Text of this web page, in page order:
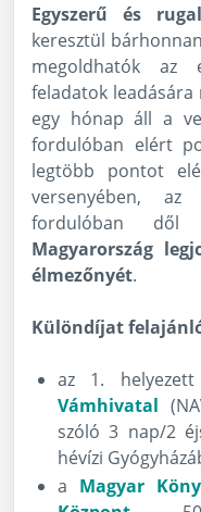
Egyszerű és
keresztül
megoldhatók az
feladatok
egy hónap áll a
fordulóban elért
legtöbb pontot
versenyében, az
fordulóban
Magyarország
élmezőnyét.
Különdíjat
az 1.
Vámhivatal
szóló 3 nap/2
hévízi
a Magyar